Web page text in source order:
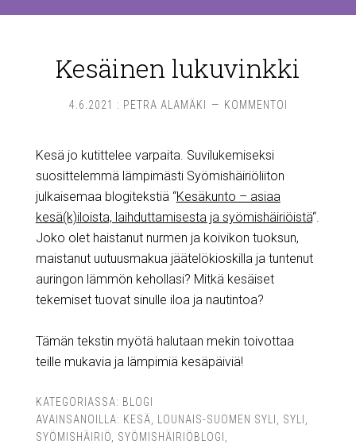
Kesäinen lukuvinkki
4.6.2021 : PETRA ALAMÄKI KOMMENTOI
Kesä jo kutittelee varpaita. Suvilukemiseksi
suosittelemmä lämpimästi Syömishäiriöliiton
julkaisemaa blogitekstiä “Kesäkunto – asiaa
kesä(k)iloista, laihduttamisesta ja syömishäiriöistä“.
Joko olet haistanut nurmen ja koivikon tuoksun,
maistanut uutuusmakua jäätelökioskilla ja tuntenut
auringon lämmön kehollasi? Mitkä kesäiset
tekemiset tuovat sinulle iloa ja nautintoa?
Tämän tekstin myötä halutaan mekin toivottaa
teille mukavia ja lämpimiä kesäpäiviä!
KATEGORIASSA: BLOGI
AVAINSANOILLA: KESÄ LOUNAIS-SUOMEN SYLI SYLI
SYÖMISHÄIRIÖ
SYÖMISHÄIRIÖBLOGI